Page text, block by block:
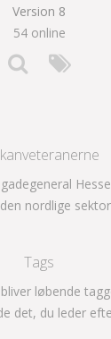
Version 8
54 online
nordlige
Tags
løbende
det, du leder